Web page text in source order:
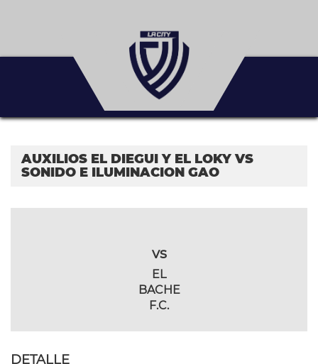
AUXILIOS EL DIEGUI Y EL LOKY VS
SONIDO E ILUMINACION GAO
vs
EL
BACHE
F.C.
DETALLE